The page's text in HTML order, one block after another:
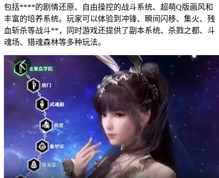
包括****的剧情还原、自由操控的战斗系统、超萌Q版画风和
丰富的培养系统。玩家可以体验到冲锋、瞬间闪移、集火、残
血斩杀等战斗**，同时游戏还提供了副本系统、杀戮之都、斗
魂场、猎魂森林等多种玩法。